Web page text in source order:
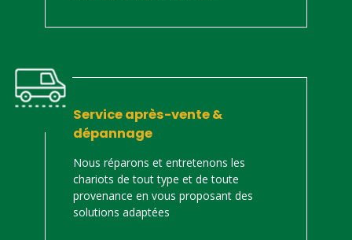
Service après-vente &
dépannage
Nous réparons et entretenons les
chariots de tout type et de toute
provenance en vous proposant des
solutions adaptées